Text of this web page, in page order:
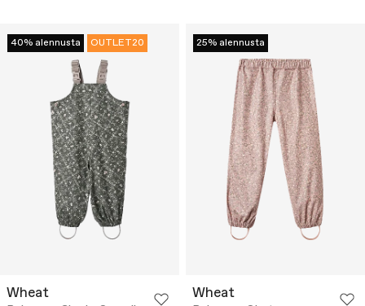
40% alennusta OUTLET20
Wheat
25% alennusta
Wheat